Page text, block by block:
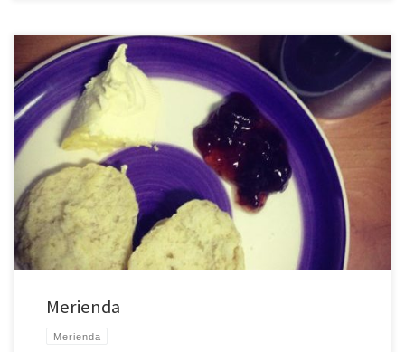
Merienda
Merienda